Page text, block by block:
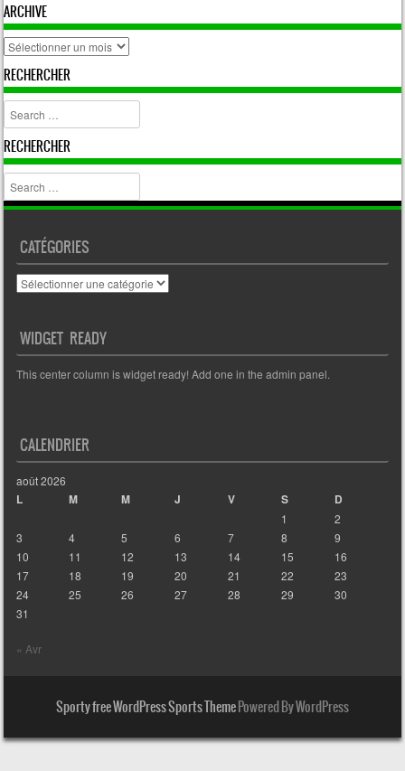
ARCHIVE
archive
RECHERCHER
Search
RECHERCHER
Search
CATÉGORIES
Catégories
WIDGET READY
This center column is widget ready! Add one in the admin panel.
CALENDRIER
août 2026
L M M J V S D
1
2
3
4 5 6 7 8
9
10
11 12 13 14 15
16
17
18 19 20 21 22
23
24
25 26 27 28 29
30
31
« Avr
Sporty free WordPress Sports ThemePowered By WordPress